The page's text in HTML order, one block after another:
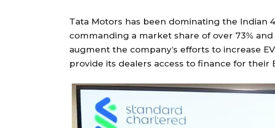
Tata Motors has been dominating the Indian
commanding a market share of over 73%
augment the company’s efforts to increase
provide its dealers access to finance for their